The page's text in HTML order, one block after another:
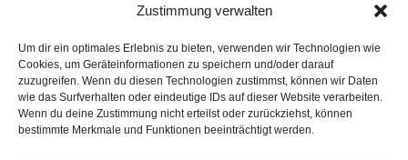
Zustimmung verwalten
Um dir ein optimales Erlebnis zu bieten, verwenden wir Technologien wie
Cookies, um Geräteinformationen zu speichern und/oder darauf
zuzugreifen. Wenn du diesen Technologien zustimmst, können wir Daten
wie das Surfverhalten oder eindeutige IDs auf dieser Website verarbeiten.
Wenn du deine Zustimmung nicht erteilst oder zurückziehst, können
bestimmte Merkmale und Funktionen beeinträchtigt werden.
in Schrozberg AfD-Fraktion: Klare Haltung trotz Kenntnisnahme
– unsere Linie steht Vor der Regionalverbandsversammlung
hatten wir eine einstündige Fraktionssitzung: Die
Fraktionssitzung vom 25.07.2025 verlief geschlossen,